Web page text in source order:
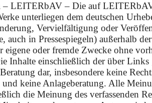
– LEITERbAV – Die auf
unterliegen dem deutschen
Vervielfältigung oder
auch in Pressespiegeln) außerhalb
eigene oder fremde Zwecke ohne
Inhalte einschließlich der über Links
dar, insbesondere keine
und keine Anlageberatung. Alle
die Meinung des verfassenden